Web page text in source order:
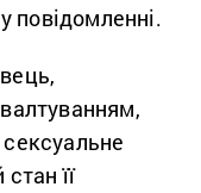
повідомленні.
її